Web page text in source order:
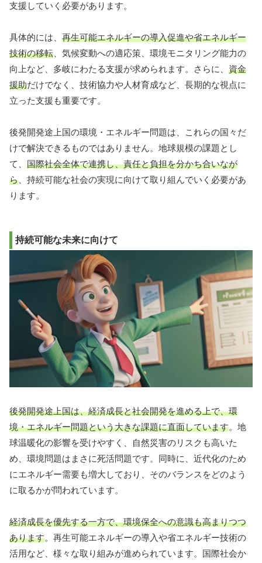
支援していく必要があります。
具体的には、 再生可能エネルギーの導入促進や省エネルギー
技術の移転 、気候変動への適応策、環境モニタリング能力の
向上など、多岐にわたる支援が求められます。さらに、 資金
援助だけでなく、技術協力や人材育成など、長期的な視点に
立った支援も重要です。
後発開発途上国の環境・エネルギー問題は、これらの国々だ
けで解決できるものではありません。地球規模の課題とし
て、 国際社会全体で連携し、責任と負担を分かち合いなが
ら 、持続可能な社会の実現に向けて取り組んでいく必要があ
ります。
持続可能な未来に向けて
後発開発途上国は、経済成長と社会開発を進める上で、環
境・エネルギー問題という大きな課題に直面しています。地
球温暖化の影響を受けやすく、自然災害のリスクも高いた
め、環境問題はまさに死活問題です。同時に、近代化のため
にエネルギー需要も増大しており、そのバランスをどのよう
に取るかが問われています。
経済成長を優先する一方で、環境保全への意識も高まりつつ
あります。再生可能エネルギーの導入や省エネルギー技術の
活用など、様々な取り組みが進められています。国際社会か